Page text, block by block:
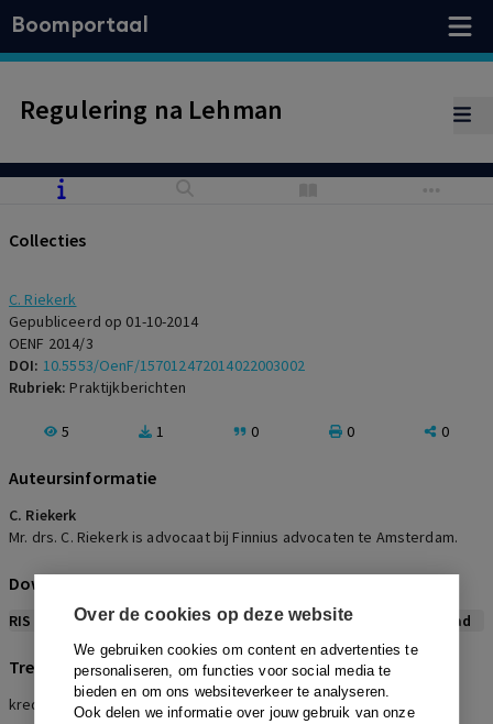
Over de cookies op deze website
We gebruiken cookies om content en advertenties te
personaliseren, om functies voor social media te
bieden en om ons websiteverkeer te analyseren.
Ook delen we informatie over jouw gebruik van onze
Boomportaal
Regulering na Lehman
Collecties
C. Riekerk
Gepubliceerd op 01-10-2014
OENF 2014/3
DOI: 10.5553/OenF/157012472014022003002
Rubriek: Praktijkberichten
5 1 0 0 0
Auteursinformatie
C. Riekerk
Mr. drs. C. Riekerk is advocaat bij Finnius advocaten te Amsterdam.
Download citeerwijze bij dit artikel
RIS BibTex APA Vancouver Leidraad
Trefwoorden
kredietcrisis, toezichtregels, wijzigingen, ontwikkelingen, trends